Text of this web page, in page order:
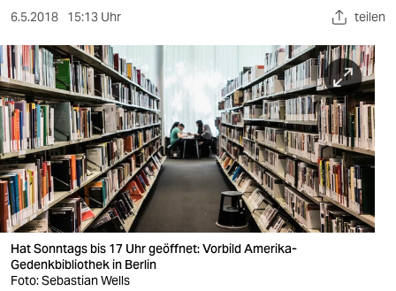
kultur
sport
berlin
nord
wahrheit
verlag
verlag
veranstaltungen
6.5.2018 15:13 Uhr teilen
Hat Sonntags bis 17 Uhr geöffnet: Vorbild Amerika-
Gedenkbibliothek in Berlin
Foto: Sebastian Wells